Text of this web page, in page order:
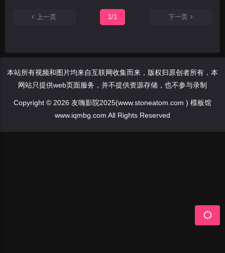
上一页 1/1 下一页
本站所有视频和图片均来自互联网收集而来，版权归原创者所有，本
网站只提供web页面服务，并不提供资源存储，也不参与录制
Copyright © 2026 友嗨影院2025(www.stoneatom.com ) 模板馆
www.iqmbg.com All Rights Reserved